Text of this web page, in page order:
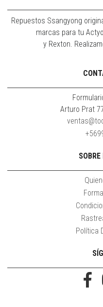
Repuestos Ssangyong
marcas para tu
y Rexton.
Arturo Prat
Política